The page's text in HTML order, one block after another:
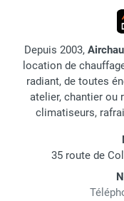
Depuis 2003,
location de
radiant, de toutes
atelier, chantier ou
climatiseurs,
35 route de